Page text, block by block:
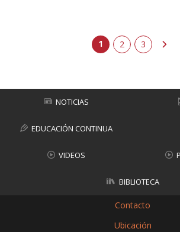
1 2 3
siguiente
NOTICIAS
EDUCACIÓN CONTINUA
VIDEOS
BIBLIOTECA
Contacto
Ubicación